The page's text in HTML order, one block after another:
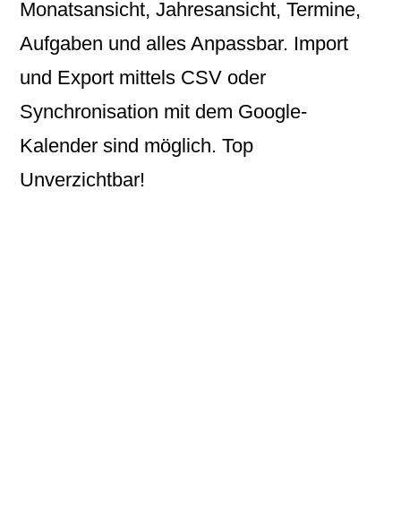
Monatsansicht, Jahresansicht, Termine,
Aufgaben und alles Anpassbar. Import
und Export mittels CSV oder
Synchronisation mit dem Google-
Kalender sind möglich. Top
Unverzichtbar!